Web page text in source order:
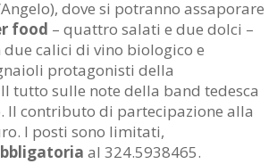
dove si potranno assaporare
food – quattro salati e due dolci –
calici di vino biologico e
protagonisti della
tutto sulle note della band tedesca
Il contributo di partecipazione alla
I posti sono limitati,
al 324.5938465.